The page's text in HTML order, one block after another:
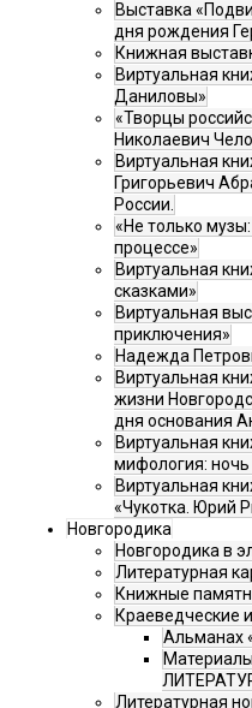
Выставка
дня рождения
Книжная
Виртуальная
Даниловы»
«Творцы
Николаевич
Виртуальная
Григорьевич
России.
«Не только
процессе»
Виртуальная
сказками»
Виртуальная
приключения»
Надежда
Виртуальная
жизни
дня основания
Виртуальная
мифология:
Виртуальная
«Чукотка. Юрий
Новгородика
Новгородика в
Литературная
Книжные
Краеведческие
Альманах
Литературная